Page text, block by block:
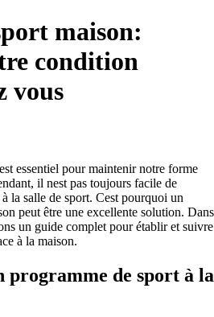
maison:
condition
vous
essentiel pour maintenir notre forme
il nest pas toujours facile de
la salle de sport. Cest pourquoi un
peut être une excellente solution. Dans
un guide complet pour établir et suivre
à la maison.
programme de sport à la